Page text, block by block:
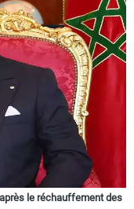
le réchauffement des